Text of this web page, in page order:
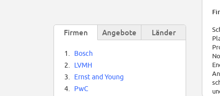
Firmen Angebote Länder
1.
Bosch
2.
LVMH
3.
Ernst and Young
4.
PwC